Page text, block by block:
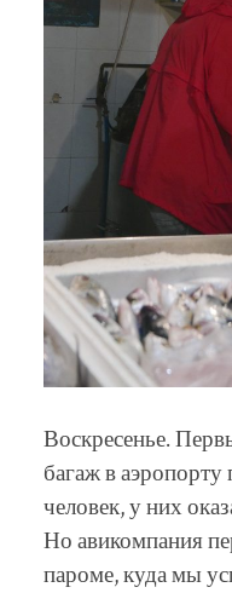
Воскресенье.
багаж в
человек, у них
Но авикомпания
пароме, куда мы